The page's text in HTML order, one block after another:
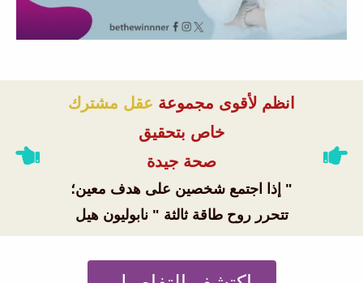
انظم لأقوى مجموعة عقل مشترك
خاص بتحقيق
صحة جيدة
" إذا اجتمع شخصين على هدف معين؛
تتحرر روح طاقة ثالثة " نابوليون هيل